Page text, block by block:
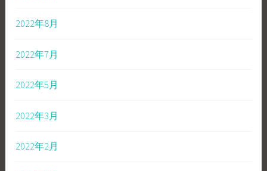
2022年8月
2022年7月
2022年5月
2022年3月
2022年2月